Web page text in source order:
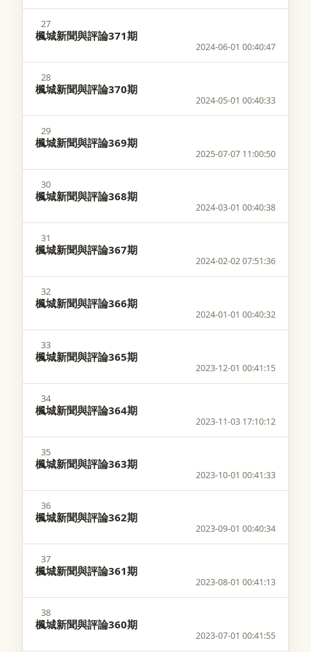
27
楓城新聞與評論371期
2024-06-01 00:40:47
28
楓城新聞與評論370期
2024-05-01 00:40:33
29
楓城新聞與評論369期
2025-07-07 11:00:50
30
楓城新聞與評論368期
2024-03-01 00:40:38
31
楓城新聞與評論367期
2024-02-02 07:51:36
32
楓城新聞與評論366期
2024-01-01 00:40:32
33
楓城新聞與評論365期
2023-12-01 00:41:15
34
楓城新聞與評論364期
2023-11-03 17:10:12
35
楓城新聞與評論363期
2023-10-01 00:41:33
36
楓城新聞與評論362期
2023-09-01 00:40:34
37
楓城新聞與評論361期
2023-08-01 00:41:13
38
楓城新聞與評論360期
2023-07-01 00:41:55